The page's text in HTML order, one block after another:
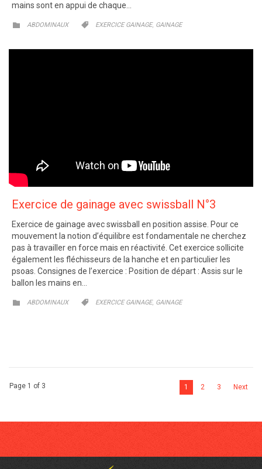
mains sont en appui de chaque…
 CATEGORY
ABDOMINAUX  CATEGORY
EXERCICE GAINAGE, GAINAGE
Exercice de gainage avec swissball N°3
Exercice de gainage avec swissball en position assise. Pour ce
mouvement la notion d’équilibre est fondamentale ne cherchez
pas à travailler en force mais en réactivité. Cet exercice sollicite
également les fléchisseurs de la hanche et en particulier les
psoas. Consignes de l’exercice : Position de départ : Assis sur le
ballon les mains en…
 CATEGORY
ABDOMINAUX  CATEGORY
EXERCICE GAINAGE, GAINAGE
Page 1 of 3 1 2 3 Next